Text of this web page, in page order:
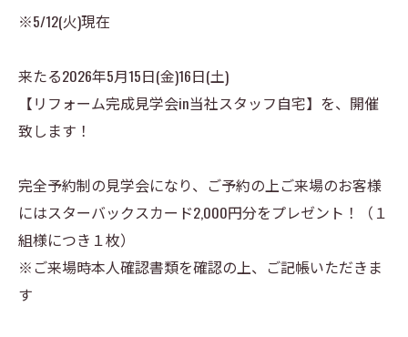
※5/12(火)現在
来たる2026年5月15日(金)16日(土)
【リフォーム完成見学会in当社スタッフ自宅】を、開催
致します！
完全予約制の見学会になり、ご予約の上ご来場のお客様
にはスターバックスカード2,000円分をプレゼント！（１
組様につき１枚）
※ご来場時本人確認書類を確認の上、ご記帳いただきま
す